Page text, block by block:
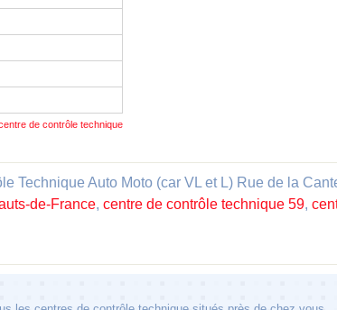
de contrôle technique
Technique Auto Moto (car VL et L) Rue de la
de-France, centre de contrôle technique 59,